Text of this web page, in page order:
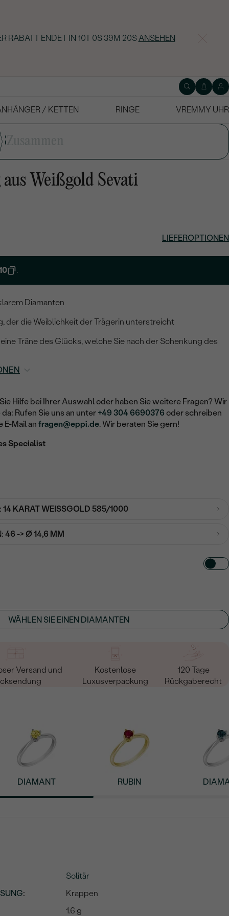
RABATT ENDET IN10T 0S 39M 19S ANSEHEN
/ KETTEN RINGE VREMMY UHR
3
Weißgold Sevati
LIEFEROPTIONEN
.
Diamanten
der die Weiblichkeit der Trägerin unterstreicht
Träne des Glücks, welche Sie nach der Schenkung des
Hilfe bei Ihrer Auswahl oder haben Sie weitere Fragen? Wir
Rufen Sie uns an unter +49 304 6690376 oder schreiben
E-Mail anfragen@eppi.de. Wir beraten Sie gern!
Specialist
14 KARAT WEISSGOLD 585/1000
46 -> Ø 14,6 MM
WÄHLEN SIE EINEN DIAMANTEN
Versand und
Kostenlose
Luxusverpackung
120 Tage
Rückgaberecht
DIAMANT RUBIN
Solitär
:
Krappen
1.6 g